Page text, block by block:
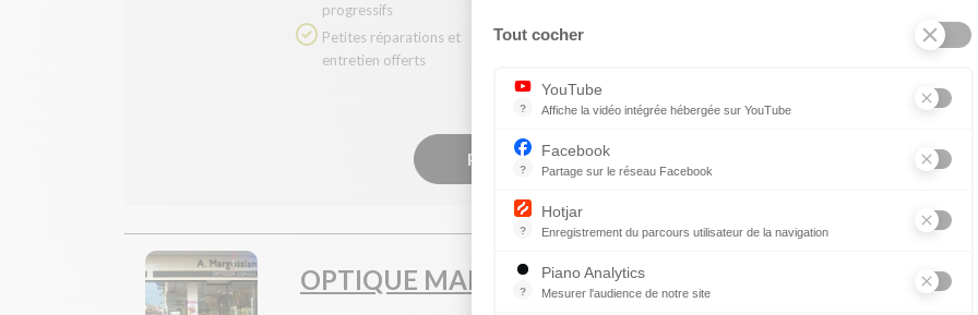
progressifs
entretien offerts
Reste à charge 0
Facilités de paiement
Prenez un rendez-vous
OPTIQUE MARGOSSIAN
Tout cocher
?
YouTube
Affiche la vidéo intégrée hébergée sur YouTube
?
Facebook
Partage sur le réseau Facebook
?
Hotjar
Enregistrement du parcours utilisateur de la navigation
?
Piano Analytics
Mesurer l'audience de notre site